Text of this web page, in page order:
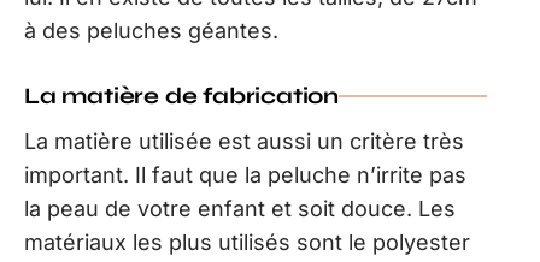
à des peluches géantes.
La matière de fabrication
La matière utilisée est aussi un critère très
important. Il faut que la peluche n’irrite pas
la peau de votre enfant et soit douce. Les
matériaux les plus utilisés sont le polyester